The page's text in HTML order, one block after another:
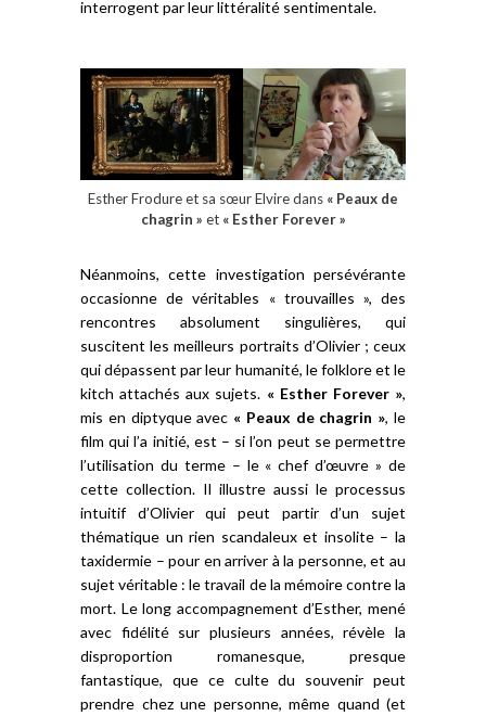
interrogent par leur littéralité sentimentale.
Esther Frodure et sa sœur Elvire dans « Peaux de
chagrin » et « Esther Forever »
Néanmoins, cette investigation persévérante
occasionne de véritables « trouvailles », des
rencontres absolument singulières, qui
suscitent les meilleurs portraits d’Olivier ; ceux
qui dépassent par leur humanité, le folklore et le
kitch attachés aux sujets. « Esther Forever »,
mis en diptyque avec « Peaux de chagrin », le
film qui l’a initié, est – si l’on peut se permettre
l’utilisation du terme – le « chef d’œuvre » de
cette collection. Il illustre aussi le processus
intuitif d’Olivier qui peut partir d’un sujet
thématique un rien scandaleux et insolite – la
taxidermie – pour en arriver à la personne, et au
sujet véritable : le travail de la mémoire contre la
mort. Le long accompagnement d’Esther, mené
avec fidélité sur plusieurs années, révèle la
disproportion romanesque, presque
fantastique, que ce culte du souvenir peut
prendre chez une personne, même quand (et